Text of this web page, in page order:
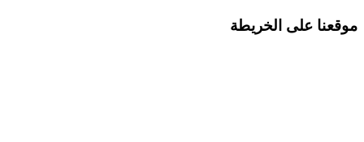
موقعنا على الخريطة